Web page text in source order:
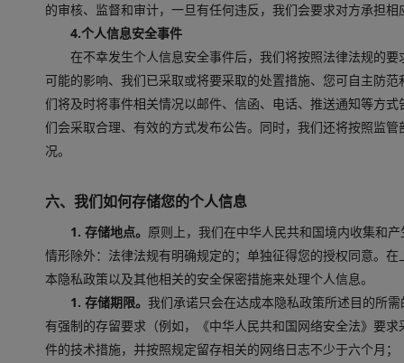
的审核、监督和审计，一旦有任何违反，我们会要求对方承担相
4.个人信息安全事件
在不幸发生个人信息安全事件后，我们将按照法律法规的
可能的影响、我们已采取或将要采取的处置措施、您可自主防
们将及时将事件相关情况以邮件、信函、电话、推送通知等方
们会采取合理、有效的方式发布公告。同时，我们还将按照监
况。
六、我们如何存储您的个人信息
1. 存储地点。 原则上，我们在中华人民共和国境内收集和
情形除外：法律法规有明确规定的；单独征得您的授权同意。
本隐私政策以及其他相关的安全保密措施来处理个人信息。
1. 存储期限。 我们承诺只会在达成本隐私政策所述目的所
有强制的存留要求（例如，《中华人民共和国网络安全法》要
件的技术措施，并按照规定留存相关的网络日志不少于六个月